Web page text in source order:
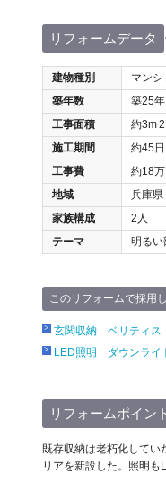
リフォームデータ
建物種別
マンシ
築年数
築25年
工事面積
約3m2
施工期間
約45日
工事費
約18万
地域
兵庫県
家族構成
2人
テーマ
明るい
このリフォームで採用
玄関収納 ベリティス
LED照明 ダウンライ
リフォームポイント
既存収納は老朽化してい
リアを新設した。照明も